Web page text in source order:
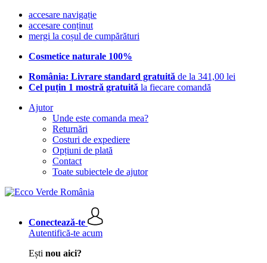
accesare navigație
accesare conținut
mergi la coșul de cumpărături
Cosmetice naturale 100%
România: Livrare standard gratuită de la 341,00 lei
Cel puțin 1 mostră gratuită la fiecare comandă
Ajutor
Unde este comanda mea?
Returnări
Costuri de expediere
Opțiuni de plată
Contact
Toate subiectele de ajutor
Conectează-te
Autentifică-te acum
Ești nou aici?